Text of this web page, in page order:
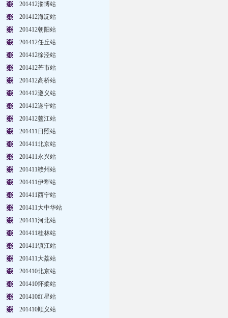
201412淄博站
201412海淀站
201412朝阳站
201412任丘站
201412徐泾站
201412芒市站
201412高桥站
201412遵义站
201412遂宁站
201412鳌江站
201411日照站
201411北京站
201411永兴站
201411赣州站
201411伊犁站
201411西宁站
201411大中华站
201411河北站
201411桂林站
201411镇江站
201411大荔站
201410北京站
201410怀柔站
201410红星站
201410顺义站